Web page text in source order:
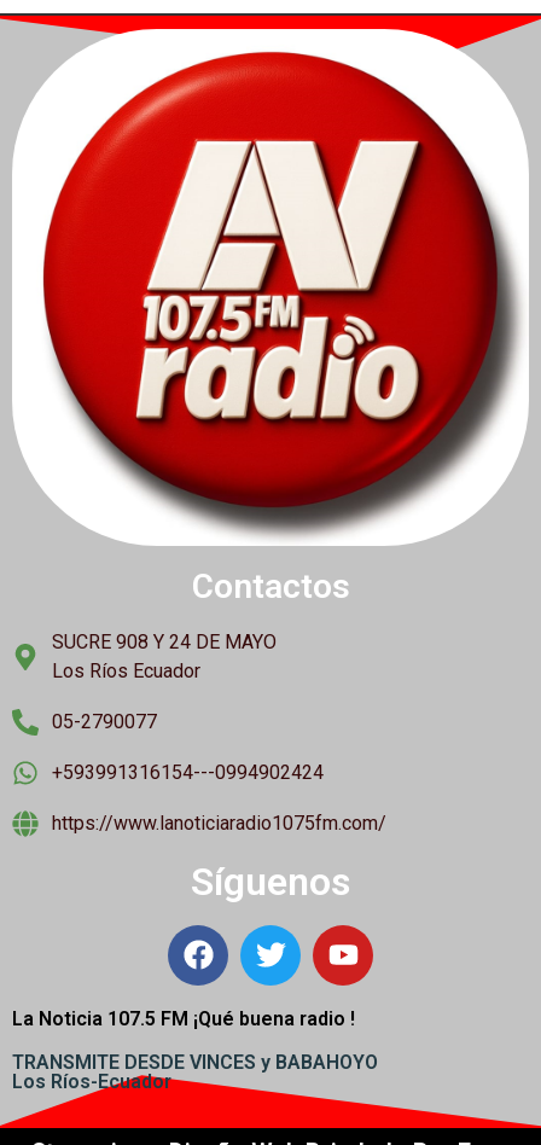
Contactos
SUCRE 908 Y 24 DE MAYO
Los Ríos Ecuador
05-2790077
+593991316154---0994902424
https://www.lanoticiaradio1075fm.com/
Síguenos
La Noticia 107.5 FM ¡Qué buena radio !
TRANSMITE DESDE VINCES y BABAHOYO
Los Ríos-Ecuador